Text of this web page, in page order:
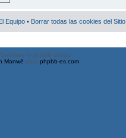
Equipo • Borrar todas las cookies del Sitio
© phpBB Group
Manwë para phpbb-es.com